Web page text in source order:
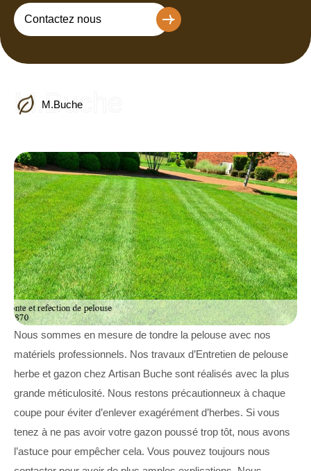
Contactez nous
M.Buche
M.Buche
Nous sommes en mesure de tondre la pelouse avec nos
matériels professionnels. Nos travaux d’Entretien de pelouse
herbe et gazon chez Artisan Buche sont réalisés avec la plus
grande méticulosité. Nous restons précautionneux à chaque
coupe pour éviter d’enlever exagérément d’herbes. Si vous
tenez à ne pas avoir votre gazon poussé trop tôt, nous avons
l’astuce pour empêcher cela. Vous pouvez toujours nous